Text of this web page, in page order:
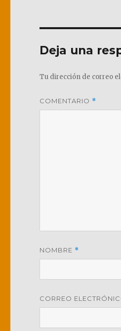
Deja una
Tu dirección de correo
COMENTARIO *
NOMBRE *
CORREO